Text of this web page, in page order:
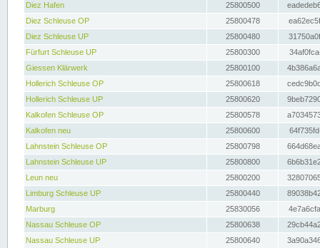
Diez Hafen
25800500
Diez Schleuse OP
25800478
Diez Schleuse UP
25800480
Fürfurt Schleuse UP
25800300
Giessen Klärwerk
25800100
Hollerich Schleuse OP
25800618
Hollerich Schleuse UP
25800620
Kalkofen Schleuse OP
25800578
Kalkofen neu
25800600
Lahnstein Schleuse OP
25800798
Lahnstein Schleuse UP
25800800
Leun neu
25800200
Limburg Schleuse UP
25800440
Marburg
25830056
Nassau Schleuse OP
25800638
Nassau Schleuse UP
25800640